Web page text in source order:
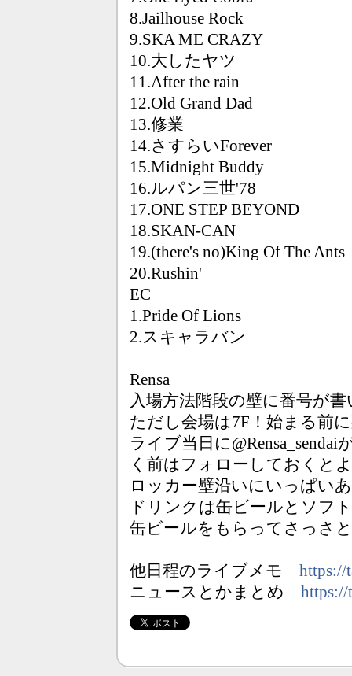
8.Jailhouse Rock
9.SKA ME CRAZY
10.大したヤツ
11.After the rain
12.Old Grand Dad
13.修業
14.さすらいForever
15.Midnight Buddy
16.ルパン三世'78
17.ONE STEP BEYOND
18.SKAN-CAN
19.(there's no)King Of The Ants
20.Rushin'
EC
1.Pride Of Lions
2.スキャラバン
Rensa
入場方法階段の壁に番号が
ただし会場は7F！始まる前
ライブ当日に
く前はフォローしておくと
ロッカー壁沿いにいっぱい
ドリンクは缶ビールとソフ
缶ビールをもらってさっさ
他日程のライブメモ https://
ニュースとかまとめ https://